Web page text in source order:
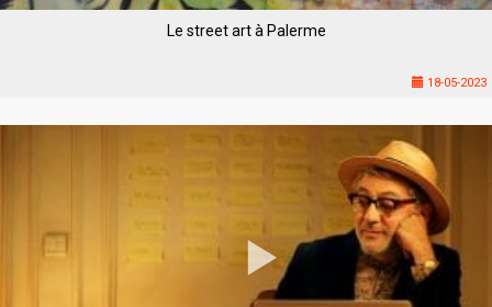
Le street art à Palerme
18-05-2023